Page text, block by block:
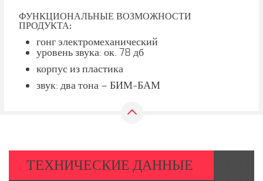
ФУНКЦИОНАЛЬНЫЕ ВОЗМОЖНОСТИ
ПРОДУКТА:
гонг электромеханический
уровень звука: ок. 78 дб
корпус из пластика
звук: два тона – БИМ-БАМ
ТЕХНИЧЕСКИЕ ДАННЫЕ